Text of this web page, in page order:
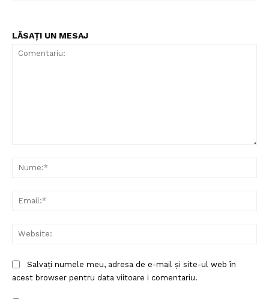
LĂSAȚI UN MESAJ
Salvați numele meu, adresa de e-mail și site-ul web în
acest browser pentru data viitoare i comentariu.